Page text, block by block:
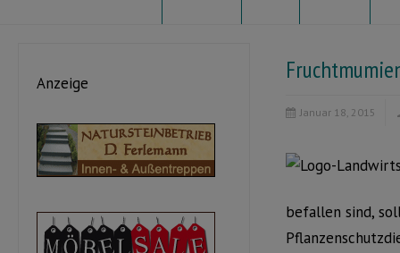
Januar 18, 2015
befallen sind,
Anzeige